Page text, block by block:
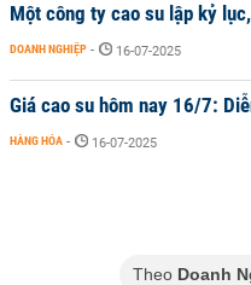
Một công ty cao su lập kỷ
DOANH NGHIỆP - 16-07-2025
Giá cao su hôm nay 16/7:
HÀNG HÓA - 16-07-2025
Theo Doanh